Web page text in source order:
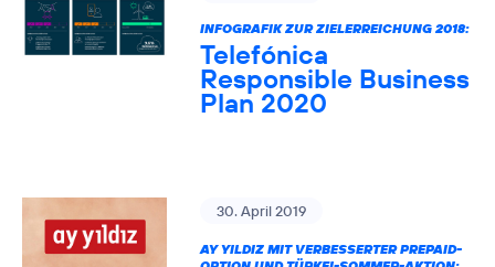
INFOGRAFIK ZUR ZIELERREICHUNG 2018:
Telefónica
Responsible Business
Plan 2020
30. April 2019
AY YILDIZ MIT VERBESSERTER PREPAID-